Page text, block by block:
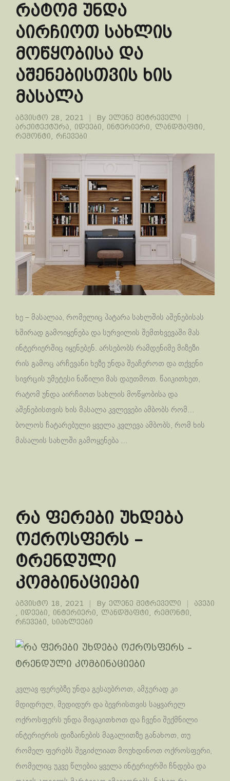
რატომ უნდა
აირჩიოთ სახლის
მოწყობისა და
აშენებისთვის ხის
მასალა
აგვისტო 28, 2021 By ელენე მეტრეველი
არქიტექტურა
იდეები ინტერიერი ლანდშაფტი
რემონტი
რჩევები
ხე – მასალაა, რომელიც პატარა სახლშის აშენებისას
ხშირად გამოიყენება და სურვილის შემთხვევაში მას
ინტერიერშიც იყენებენ. არსებობს რამდენიმე მიზეზი
რის გამოც არჩევანი ხეზე უნდა შეაჩეროთ და თქვენი
სივრცის უმეტესი ნაწილი მას დაუთმოთ. წაიკითხეთ,
რატომ უნდა აირჩიოთ სახლის მოწყობისა და
აშენებისთვის ხის მასალა კვლევები ამბობს რომ…
ბოლოს ჩატარებული ყველა კვლევა ამბობს, რომ ხის
მასალის სახლში გამოყენება …
რა ფერები უხდება
ოქროსფერს –
ტრენდული
კომბინაციები
აგვისტო 18, 2021 By ელენე მეტრეველი
ავეჯი
იდეები ინტერიერი ლანდშაფტი რემონტი
რჩევები
სიახლეები
კვლავ ფერებზე უნდა გესაუბროთ, ამჯერად კი
მდიდრულ, მედიდურ და ბევრისთვის საყვარელ
ოქროსფერს უნდა მივაკითხოთ და ჩვენი შექმნილი
ინტერიერის დიზაინების მაგალითზე განახოთ, თუ
რომელ ფერებს შეგიძლიათ მოუხდინოთ ოქროსფერი,
რომელიც უკვე წლებია ყველა ინტერიერში ჩნდება და